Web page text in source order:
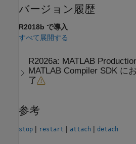
バージョン履歴
R2018b で導入
すべて展開する
R2026a: MATLAB
MATLAB Compiler SDK に
了
参考
stop | restart | attach | detach